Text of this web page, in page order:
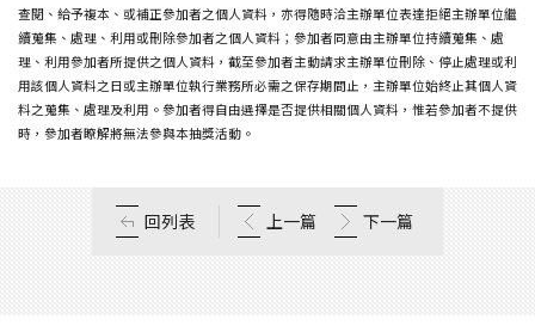
查閱、給予複本、或補正參加者之個人資料，亦得隨時洽主辦單位表達拒絕主辦單位繼
續蒐集、處理、利用或刪除參加者之個人資料；參加者同意由主辦單位持續蒐集、處
理、利用參加者所提供之個人資料，截至參加者主動請求主辦單位刪除、停止處理或利
用該個人資料之日或主辦單位執行業務所必需之保存期間止，主辦單位始終止其個人資
料之蒐集、處理及利用。參加者得自由選擇是否提供相關個人資料，惟若參加者不提供
時，參加者瞭解將無法參與本抽獎活動。
回列表 上一篇 下一篇